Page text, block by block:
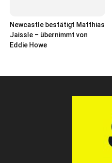
Newcastle bestätigt Matthias
Jaissle – übernimmt von
Eddie Howe